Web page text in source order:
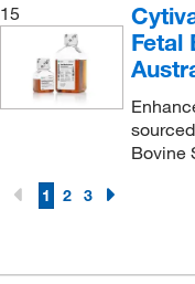
15
Fetal
Bovine
1 2 3